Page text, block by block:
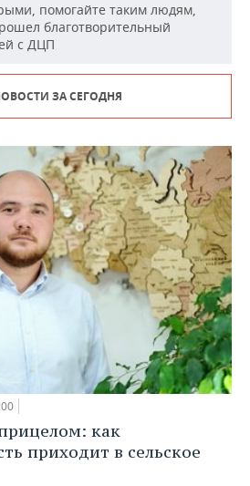
помогайте таким людям,
благотворительный
с ДЦП
ЗА СЕГОДНЯ
как
приходит в сельское